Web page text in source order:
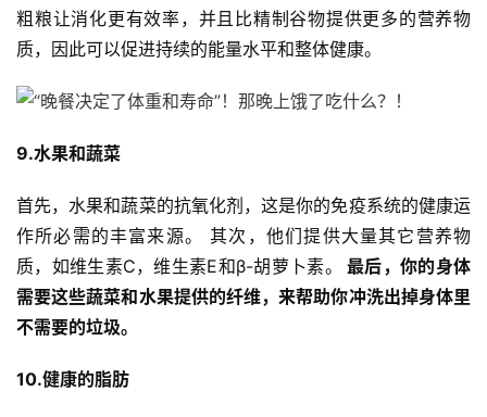
粗粮让消化更有效率，并且比精制谷物提供更多的营养物
质，因此可以促进持续的能量水平和整体健康。
9.水果和蔬菜
首先，水果和蔬菜的抗氧化剂，这是你的免疫系统的健康运
作所必需的丰富来源。 其次，他们提供大量其它营养物
质，如维生素C，维生素E和β-胡萝卜素。
最后，你的身体
需要这些蔬菜和水果提供的纤维，来帮助你冲洗出掉身体里
不需要的垃圾。
10.健康的脂肪